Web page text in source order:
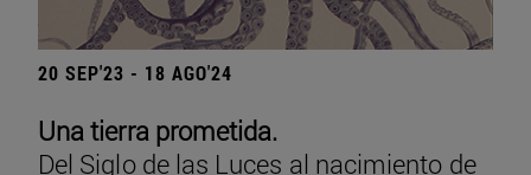
20 SEP'23 - 18 AGO'24
Una tierra prometida.
Del Siglo de las Luces al nacimiento de